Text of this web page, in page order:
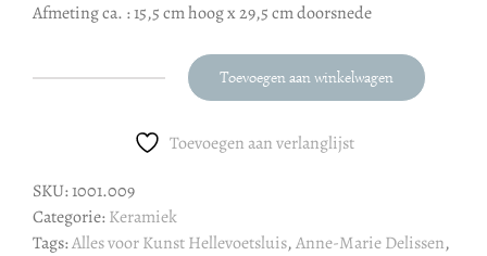
Afmeting ca. : 15,5 cm hoog x 29,5 cm doorsnede
Delissen
Schaal
aantal
Toevoegen aan winkelwagen
Toevoegen aan verlanglijst
SKU:1001.009
Categorie:Keramiek
Tags:Alles voor Kunst Hellevoetsluis,Anne-Marie Delissen,